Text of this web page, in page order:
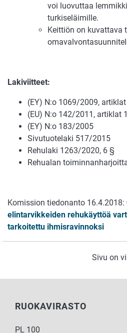
voi luovuttaa
turkiseläimille.
Keittiön on kuvattava
Lakiviitteet:
(EY) N:o 1069/2009,
(EU) N:o 142/2011, artiklat
(EY) N:o 183/2005
Sivutuotelaki 517/2015
Rehulaki 1263/2020, 6 §
Rehualan
Komission tiedonanto 16.4.2018:
elintarvikkeiden rehukäyttöä
tarkoitettu ihmisravinnoksi
Sivu on
RUOKAVIRASTO
PL 100